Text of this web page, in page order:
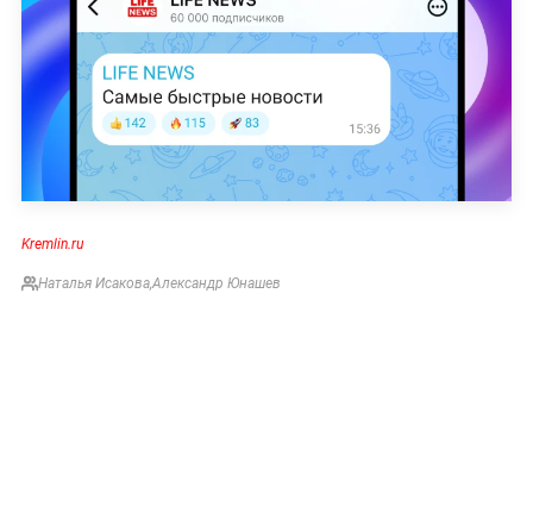
Kremlin.ru
Наталья Исакова,Александр Юнашев